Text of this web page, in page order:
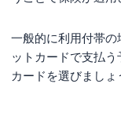
一般的に利用付帯
ットカードで支払
カードを選びましょ